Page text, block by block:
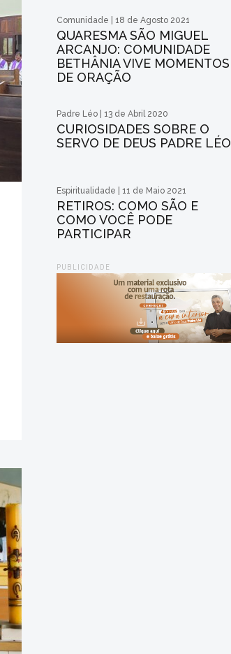
Comunidade | 18 de Agosto 2021
QUARESMA SÃO MIGUEL
ARCANJO: COMUNIDADE
BETHÂNIA VIVE MOMENTOS
DE ORAÇÃO
Padre Léo | 13 de Abril 2020
CURIOSIDADES SOBRE O
SERVO DE DEUS PADRE LÉO
Espiritualidade | 11 de Maio 2021
RETIROS: COMO SÃO E
COMO VOCÊ PODE
PARTICIPAR
PUBLICIDADE